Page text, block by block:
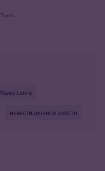
Tavex Latvia
инвестиционное золото